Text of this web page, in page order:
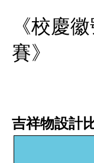
《校慶
賽》
吉祥物設計